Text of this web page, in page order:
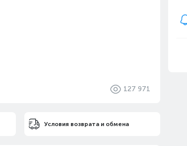
127 971
Условия возврата и обмена